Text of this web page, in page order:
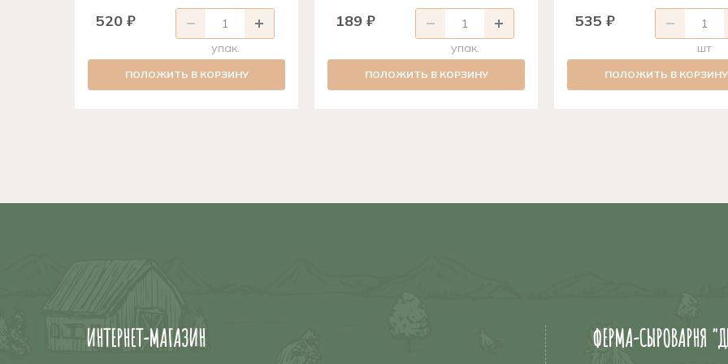
520 ₽
упак.
ПОЛОЖИТЬ В КОРЗИНУ
189 ₽
упак.
ПОЛОЖИТЬ В КОРЗИНУ
535 ₽
шт
ПОЛОЖИТЬ В КОРЗИНУ
ИНТЕРНЕТ-МАГАЗИН ФЕРМА-СЫРОВАРНЯ